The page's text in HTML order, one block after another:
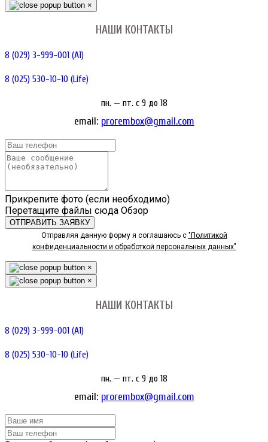
×
НАШИ КОНТАКТЫ
8 (029) 3-999-001 (A1)
8 (025) 530-10-10 (Life)
пн. — пт. c 9 до 18
email: prorembox@gmail.com
Прикрепите фото (если необходимо)
Перетащите файлы сюда Обзор
ОТПРАВИТЬ ЗАЯВКУ
Отправляя данную форму я соглашаюсь с "Политикой
конфиденциальности и обработкой персональных данных"
×
×
НАШИ КОНТАКТЫ
8 (029) 3-999-001 (A1)
8 (025) 530-10-10 (Life)
пн. — пт. c 9 до 18
email: prorembox@gmail.com